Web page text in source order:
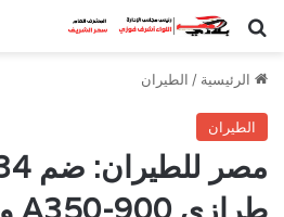
بحث عن
الرئيسية / الطيران
الطيران